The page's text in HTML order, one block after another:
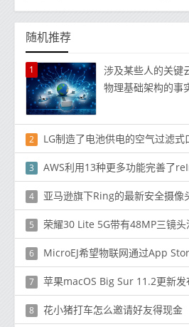
随机推荐
1
涉及某些人的关键
物理基础架构的事
2 LG制造了电池供电的空气过滤式
3 AWS利用13种更多功能完善了
4 亚马逊旗下Ring的最新安全摄像头是可在
5 荣耀30 Lite 5G带有48MP三镜头
6 MicroEJ希望物联网通过App
7 苹果macOS Big Sur 11.2更新发
8 花小猪打车怎么邀请好友得现金